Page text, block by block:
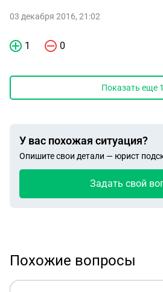
03 декабря 2016, 21:02
1 0
Показать еще
У вас похожая ситуация?
Опишите свои детали — юрист
Задать свой
Похожие вопросы